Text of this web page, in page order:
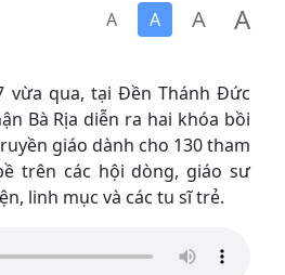
A A A A
vừa qua, tại Đền Thánh Đức
Bà Rịa diễn ra hai khóa bồi
giáo dành cho 130 tham
trên các hội dòng, giáo sư
linh mục và các tu sĩ trẻ.